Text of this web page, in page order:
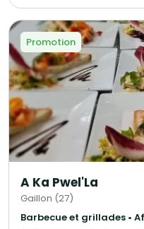
Promotion
A Ka Pwel'La
Gaillon (27)
Barbecue et grillades •